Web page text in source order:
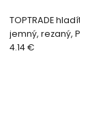
TOPTRADE hladítko
jemný, rezaný,
250 x 130 x 30 mm
4.14 €